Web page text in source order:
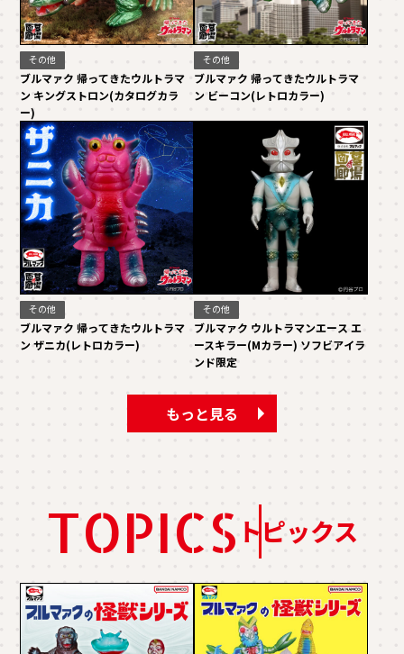
その他
ブルマァク 帰ってきたウルトラマ
ン キングストロン(カタログカラ
ー)
その他
ブルマァク 帰ってきたウルトラマ
ン ビーコン(レトロカラー)
その他
ブルマァク 帰ってきたウルトラマ
ン ザニカ(レトロカラー)
その他
ブルマァク ウルトラマンエース エ
ースキラー(Mカラー) ソフビアイラ
ンド限定
もっと見る
TOPICS トピックス